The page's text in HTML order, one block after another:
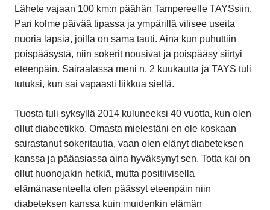
Lähete vajaan 100 km:n päähän Tampereelle TAYSsiin.
Pari kolme päivää tipassa ja ympärillä vilisee useita
nuoria lapsia, joilla on sama tauti. Aina kun puhuttiin
poispääsystä, niin sokerit nousivat ja poispääsy siirtyi
eteenpäin. Sairaalassa meni n. 2 kuukautta ja TAYS tuli
tutuksi, kun sai vapaasti liikkua siellä.
Tuosta tuli syksyllä 2014 kuluneeksi 40 vuotta, kun olen
ollut diabeetikko. Omasta mielestäni en ole koskaan
sairastanut sokeritautia, vaan olen elänyt diabeteksen
kanssa ja pääasiassa aina hyväksynyt sen. Totta kai on
ollut huonojakin hetkiä, mutta positiivisella
elämänasenteella olen päässyt eteenpäin niin
diabeteksen kanssa kuin muidenkin elämän